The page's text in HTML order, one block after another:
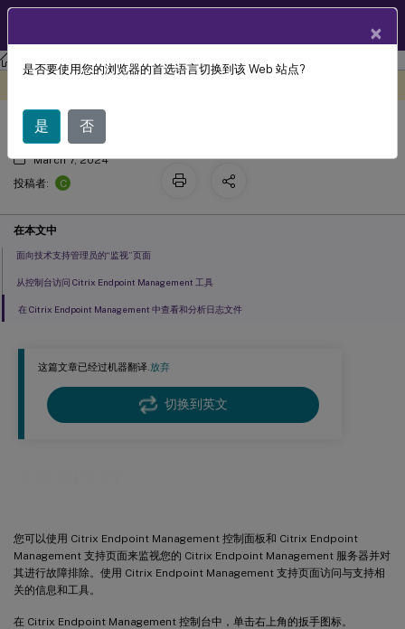
Citrix Endpoint Management
这篇文章已经过机器翻译.放弃
切换到英文
您可以使用 Citrix Endpoint Management 控制面板和 Citrix Endpoint
Management 支持页面来监视您的 Citrix Endpoint Management 服务器并对
其进行故障排除。使用 Citrix Endpoint Management 支持页面访问与支持相
关的信息和工具。
在 Citrix Endpoint Management 控制台中，单击右上角的扳手图标。
监视和支持
March 7, 2024
投稿者:
C
在本文中
面向技术支持管理员的“监视”页面
从控制台访问 Citrix Endpoint Management 工具
在 Citrix Endpoint Management 中查看和分析日志文件
×
是否要使用您的浏览器的首选语言切换到该 Web 站点?
是 否